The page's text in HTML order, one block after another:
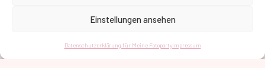
Einstellungen ansehen
Datenschutzerklärung für Meine FotopartyImpressum